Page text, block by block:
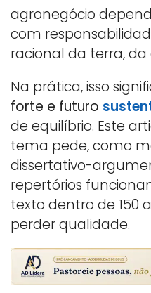
agronegócio
com
racional da terra,
Na prática, isso
forte e futuro
de equilíbrio. Este
tema pede, como
dissertativo-
repertórios
texto dentro de 150
perder qualidade.